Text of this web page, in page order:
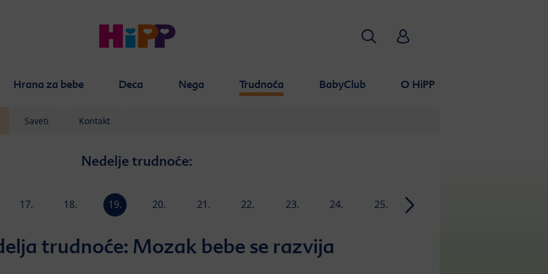
Hrana za bebe Deca Nega Trudnoća BabyClub O HiPP
Traži HiPP Babyclub
Saveti Kontakt
Nedelje trudnoće:
17.
18.
19.
20.
21.
22.
23.
24.
25.
trudnoće: Mozak bebe se razvija